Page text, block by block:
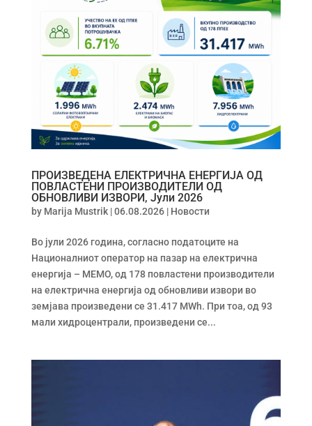
ПРОИЗВЕДЕНА ЕЛЕКТРИЧНА ЕНЕРГИЈА ОД
ПОВЛАСТЕНИ ПРОИЗВОДИТЕЛИ ОД
ОБНОВЛИВИ ИЗВОРИ, Јули 2026
by Marija Mustrik|06.08.2026| Новости
Во јули 2026 година, согласно податоците на
Националниот оператор на пазар на електрична
енергија – МЕМО, од 178 повластени производители
на електрична енергија од обновливи извори во
земјава произведени се 31.417 MWh. При тоа, од 93
мали хидроцентрали, произведени се...